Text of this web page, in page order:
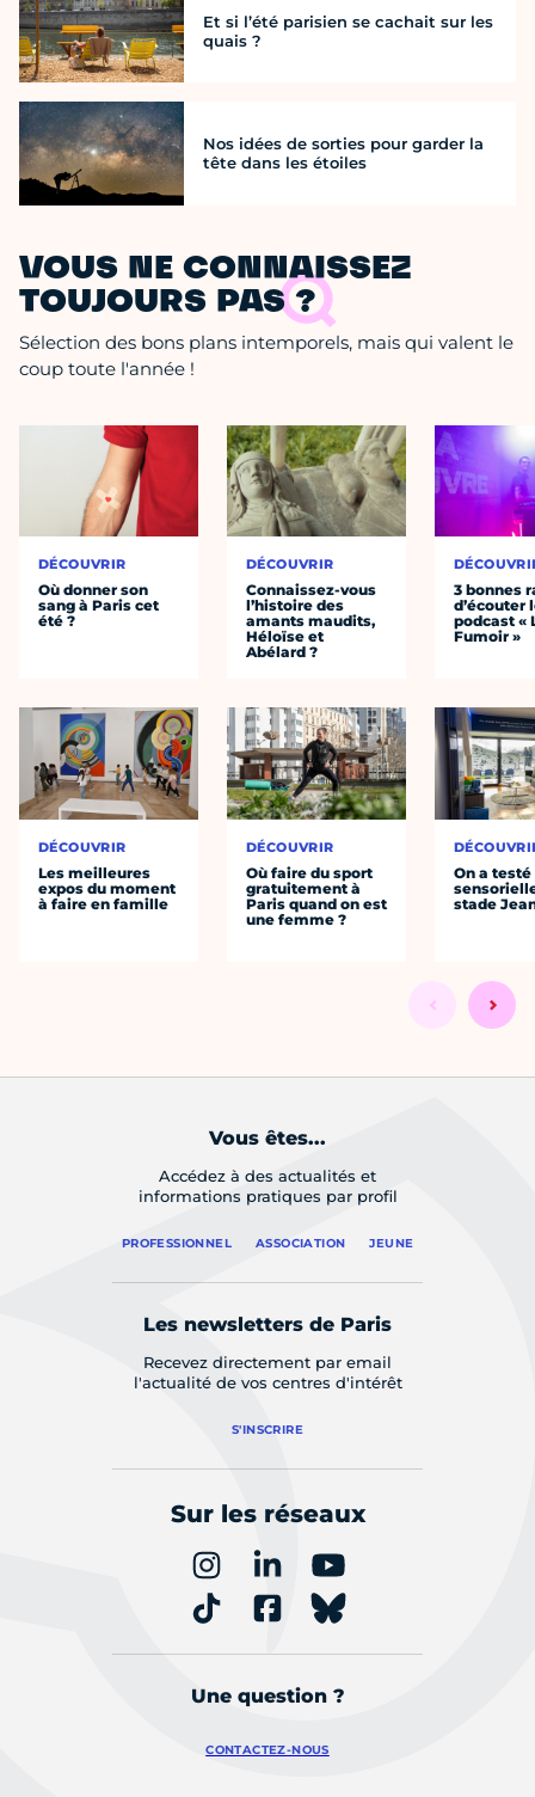
Et si l’été parisien se cachait sur les
quais ?
Nos idées de sorties pour garder la
tête dans les étoiles
VOUS NE CONNAISSEZ
TOUJOURS PAS ?
Sélection des bons plans intemporels, mais qui valent le
coup toute l'année !
DÉCOUVRIR
Où donner son
sang à Paris cet
été ?
DÉCOUVRIR
Les meilleures
expos du moment
à faire en famille
DÉCOUVRIR
Connaissez-vous
l’histoire des
amants maudits,
Héloïse et
Abélard ?
DÉCOUVRIR
Où faire du sport
gratuitement à
Paris quand on est
une femme ?
3 bonnes
d’écouter
podcast «
Fumoir »
On a
stade
Vous êtes...
Accédez à des actualités et
informations pratiques par profil
PROFESSIONNEL ASSOCIATION JEUNE
Les newsletters de Paris
Recevez directement par email
l'actualité de vos centres d'intérêt
S'INSCRIRE
Sur les réseaux
Une question ?
CONTACTEZ-NOUS